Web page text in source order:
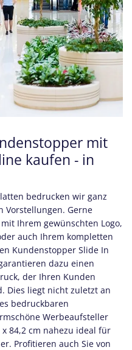
mit
kaufen - in
bedrucken wir ganz
Vorstellungen. Gerne
Ihrem gewünschten Logo,
auch Ihrem kompletten
Kundenstopper Slide In
dazu einen
der Ihren Kunden
Dies liegt nicht zuletzt an
bedruckbaren
Werbeaufsteller
84,2 cm nahezu ideal für
Profitieren auch Sie von